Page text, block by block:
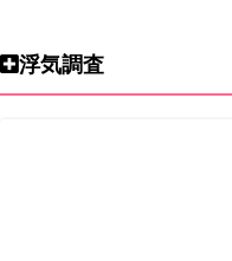
浮気調査